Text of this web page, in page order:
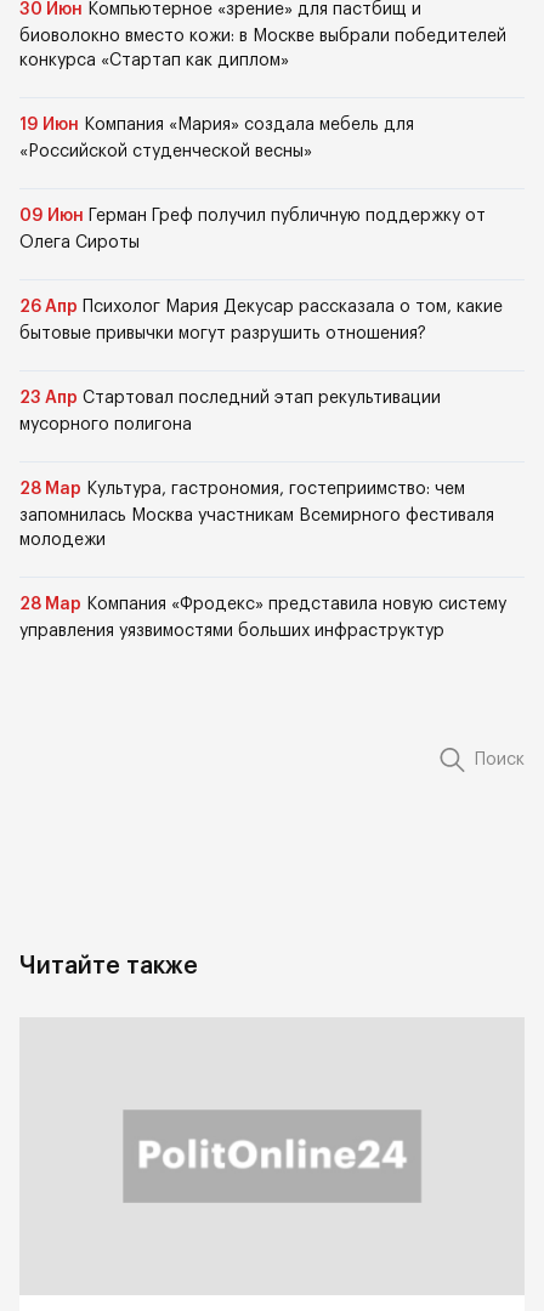
30 Июн Компьютерное «зрение» для пастбищ и
биоволокно вместо кожи: в Москве выбрали победителей
конкурса «Стартап как диплом»
19 Июн Компания «Мария» создала мебель для
«Российской студенческой весны»
09 Июн
Герман Греф получил публичную поддержку от
Олега Сироты
26 Апр
Психолог Мария Декусар рассказала о том, какие
бытовые привычки могут разрушить отношения?
23 Апр Стартовал последний этап рекультивации
мусорного полигона
28 Мар Культура, гастрономия, гостеприимство: чем
запомнилась Москва участникам Всемирного фестиваля
молодежи
28 Мар Компания «Фродекс» представила новую систему
управления уязвимостями больших инфраструктур
Поиск
Читайте также